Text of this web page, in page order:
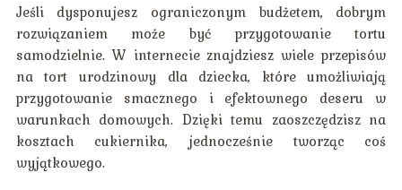
Jeśli dysponujesz ograniczonym budżetem, dobrym
rozwiązaniem może być przygotowanie tortu
samodzielnie. W internecie znajdziesz wiele przepisów
na tort urodzinowy dla dziecka, które umożliwiają
przygotowanie smacznego i efektownego deseru w
warunkach domowych. Dzięki temu zaoszczędzisz na
kosztach cukiernika, jednocześnie tworząc coś
wyjątkowego.